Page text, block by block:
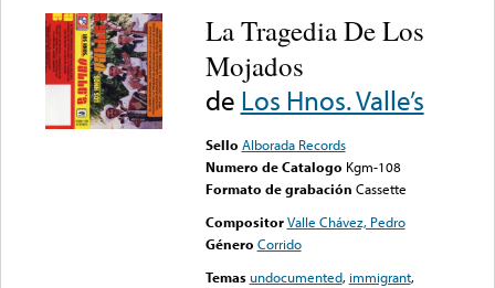
La Tragedia De Los
Mojados
de Los Hnos. Valle’s
Sello Alborada Records
Numero de Catalogo Kgm-108
Formato de grabación Cassette
Compositor Valle Chávez, Pedro
Género Corrido
Temas undocumented, immigrant,